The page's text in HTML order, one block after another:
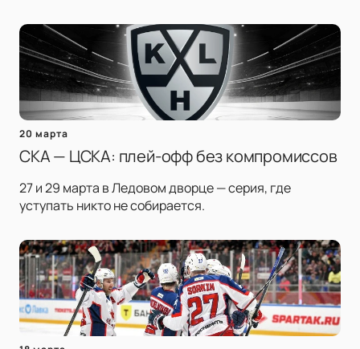
20 марта
СКА — ЦСКА: плей-офф без компромиссов
27 и 29 марта в Ледовом дворце — серия, где
уступать никто не собирается.